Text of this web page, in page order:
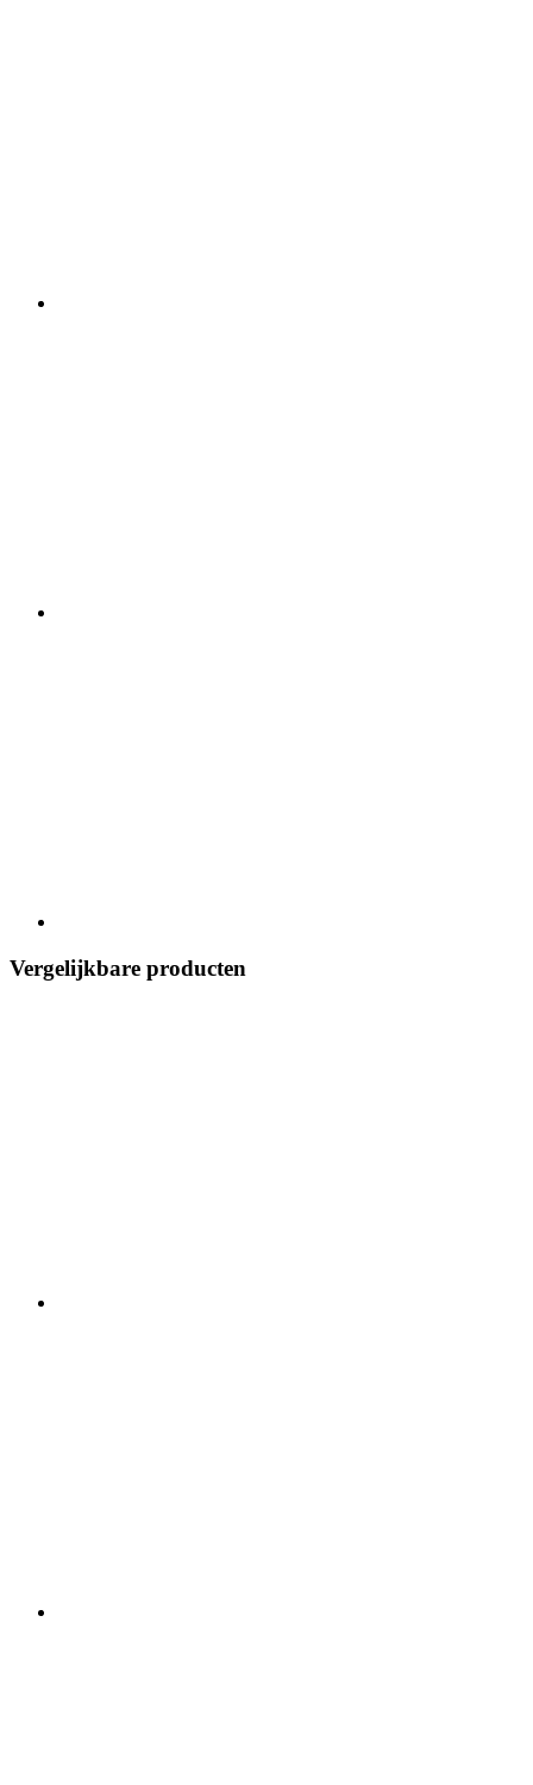
Vergelijkbare producten